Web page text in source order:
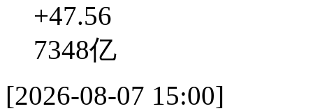
+47.56
7348亿
[2026-08-07 15:00]